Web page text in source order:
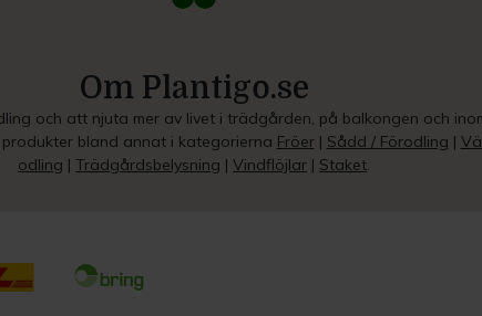
Om Plantigo.se
och att njuta mer av livet i trädgården, på balkongen och
bland annat i kategorierna Fröer| Sådd / Förodling |
odling | Trädgårdsbelysning | Vindflöjlar | Staket.